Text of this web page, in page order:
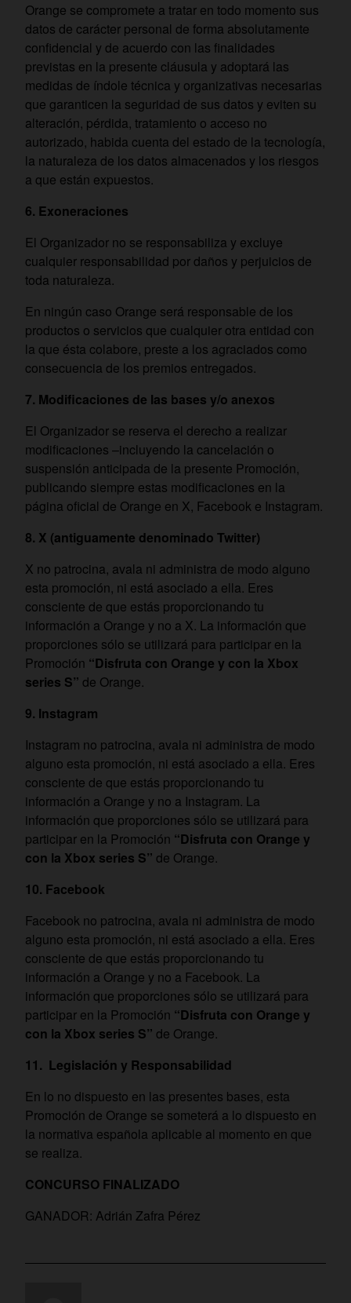
Orange se compromete a tratar en todo momento sus
datos de carácter personal de forma absolutamente
confidencial y de acuerdo con las finalidades
previstas en la presente cláusula y adoptará las
medidas de índole técnica y organizativas necesarias
que garanticen la seguridad de sus datos y eviten su
alteración, pérdida, tratamiento o acceso no
autorizado, habida cuenta del estado de la tecnología,
la naturaleza de los datos almacenados y los riesgos
a que están expuestos.
6. Exoneraciones
El Organizador no se responsabiliza y excluye
cualquier responsabilidad por daños y perjuicios de
toda naturaleza.
En ningún caso Orange será responsable de los
productos o servicios que cualquier otra entidad con
la que ésta colabore, preste a los agraciados como
consecuencia de los premios entregados.
7. Modificaciones de las bases y/o anexos
El Organizador se reserva el derecho a realizar
modificaciones –incluyendo la cancelación o
suspensión anticipada de la presente Promoción,
publicando siempre estas modificaciones en la
página oficial de Orange en X, Facebook e Instagram.
8. X (antiguamente denominado Twitter)
X no patrocina, avala ni administra de modo alguno
esta promoción, ni está asociado a ella. Eres
consciente de que estás proporcionando tu
información a Orange y no a X. La información que
proporciones sólo se utilizará para participar en la
Promoción “Disfruta con Orange y con la Xbox
series S” de Orange.
9. Instagram
Instagram no patrocina, avala ni administra de modo
alguno esta promoción, ni está asociado a ella. Eres
consciente de que estás proporcionando tu
información a Orange y no a Instagram. La
información que proporciones sólo se utilizará para
participar en la Promoción “Disfruta con Orange y
con la Xbox series S” de Orange.
10. Facebook
Facebook no patrocina, avala ni administra de modo
alguno esta promoción, ni está asociado a ella. Eres
consciente de que estás proporcionando tu
información a Orange y no a Facebook. La
información que proporciones sólo se utilizará para
participar en la Promoción “Disfruta con Orange y
con la Xbox series S” de Orange.
11. Legislación y Responsabilidad
En lo no dispuesto en las presentes bases, esta
Promoción de Orange se someterá a lo dispuesto en
la normativa española aplicable al momento en que
se realiza.
CONCURSO FINALIZADO
GANADOR: Adrián Zafra Pérez